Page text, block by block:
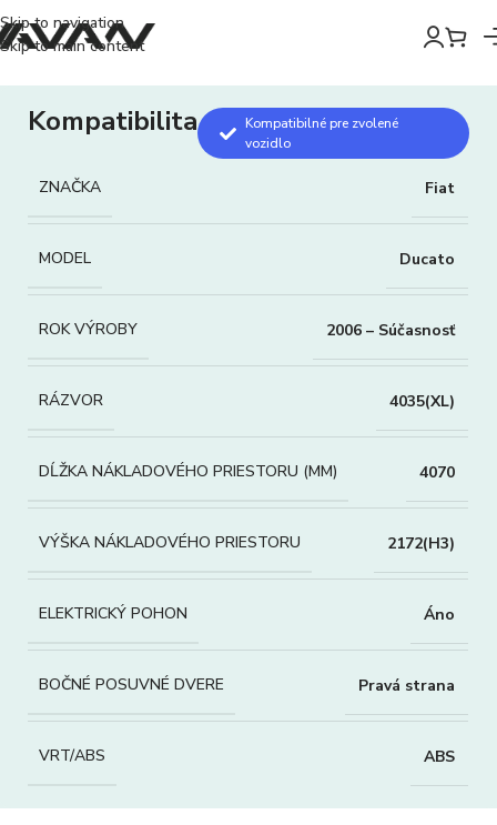
Skip to navigation
Skip to main content
Kompatibilita
Kompatibilné pre zvolené
vozidlo
ZNAČKA Fiat
MODEL Ducato
ROK VÝROBY 2006 – Súčasnosť
RÁZVOR 4035(XL)
DĹŽKA NÁKLADOVÉHO PRIESTORU (MM) 4070
VÝŠKA NÁKLADOVÉHO PRIESTORU 2172(H3)
ELEKTRICKÝ POHON Áno
BOČNÉ POSUVNÉ DVERE Pravá strana
VRT/ABS ABS